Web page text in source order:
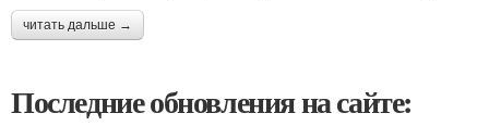
читать дальше →
Последние обновления на сайте: